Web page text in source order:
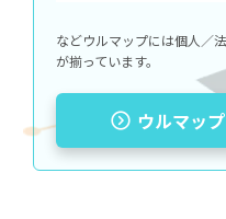
靴
ニオイ、汗対策
などウルマップには個人／
が揃っています。
ウルマッ